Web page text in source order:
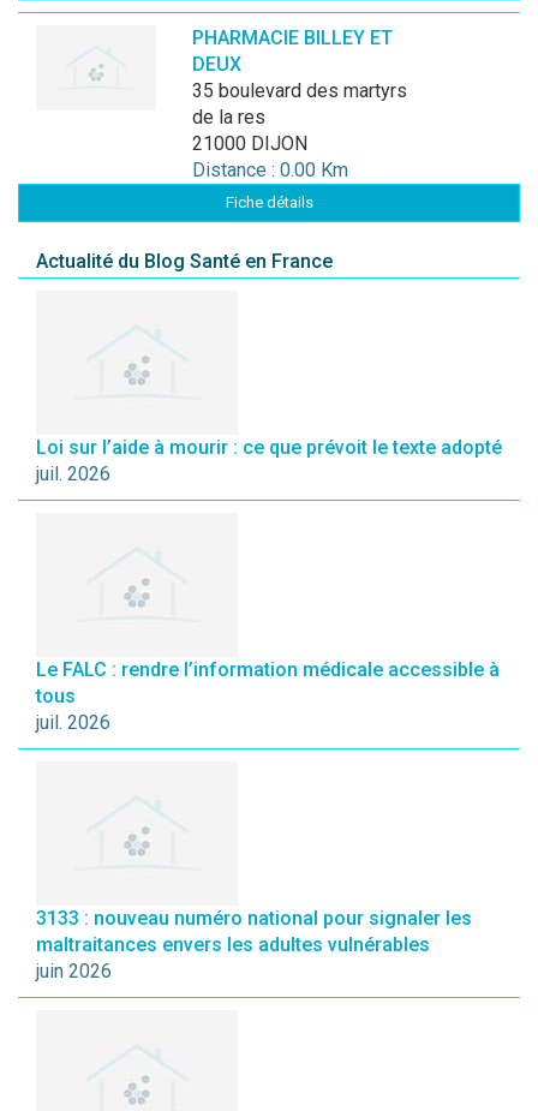
PHARMACIE BILLEY ET
DEUX
35 boulevard des martyrs
de la res
21000 DIJON
Distance : 0.00 Km
Fiche détails
Actualité du Blog Santé en France
Loi sur l’aide à mourir : ce que prévoit le texte adopté
juil. 2026
Le FALC : rendre l’information médicale accessible à
tous
juil. 2026
3133 : nouveau numéro national pour signaler les
maltraitances envers les adultes vulnérables
juin 2026